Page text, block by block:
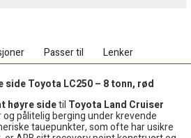
Passer til Lenker
side Toyota LC250 – 8 tonn, rød
høyre sidetil Toyota Land Cruiser
pålitelig berging under krevende
tauepunkter, som ofte har usikre